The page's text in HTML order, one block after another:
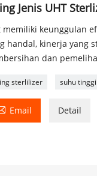
Jenis UHT
memiliki keunggulan
handal, kinerja yang
dan
sterlilizer suhu
Email Detail